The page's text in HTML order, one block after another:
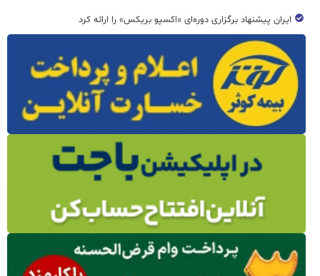
ایران پیشنهاد برگزاری دوره‌ای «اکسپو بریکس» را ارائه کرد